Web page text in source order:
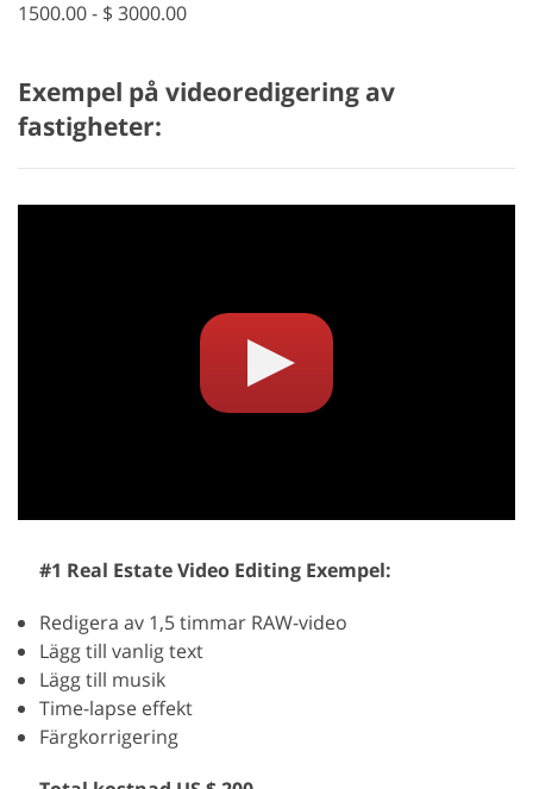
1500.00 - $ 3000.00
Exempel på videoredigering av
fastigheter:
#1 Real Estate Video Editing Exempel:
Redigera av 1,5 timmar RAW-video
Lägg till vanlig text
Lägg till musik
Time-lapse effekt
Färgkorrigering